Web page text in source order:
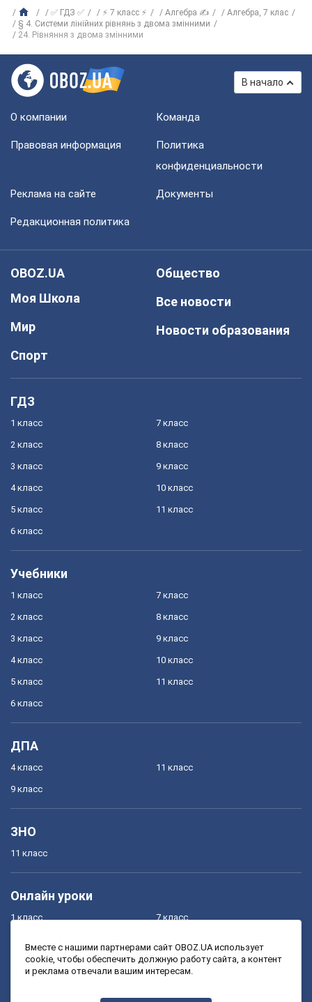
✅ ГДЗ ✅ ⚡ 7 класс ⚡ Алгебра ✍
Алгебра, 7 клас
§ 4. Системи лінійних рівнянь з двома змінними
24. Рівняння з двома змінними
В начало
О компании Команда
Правовая информация
Политика
конфиденциальности
Реклама на сайте Документы
Редакционная политика
OBOZ.UA
Моя Школа
Мир
Спорт
Общество
Все новости
Новости образования
ГДЗ
1 класс
2 класс
3 класс
4 класс
5 класс
6 класс
7 класс
8 класс
9 класс
10 класс
11 класс
Учебники
1 класс
2 класс
3 класс
4 класс
5 класс
6 класс
7 класс
8 класс
9 класс
10 класс
11 класс
ДПА
4 класс
9 класс
11 класс
ЗНО
11 класс
Онлайн уроки
1 класс
3 класс
7 класс
9 класс
Вместе с нашими партнерами сайт OBOZ.UA использует
cookie, чтобы обеспечить должную работу сайта, а контент
и реклама отвечали вашим интересам.